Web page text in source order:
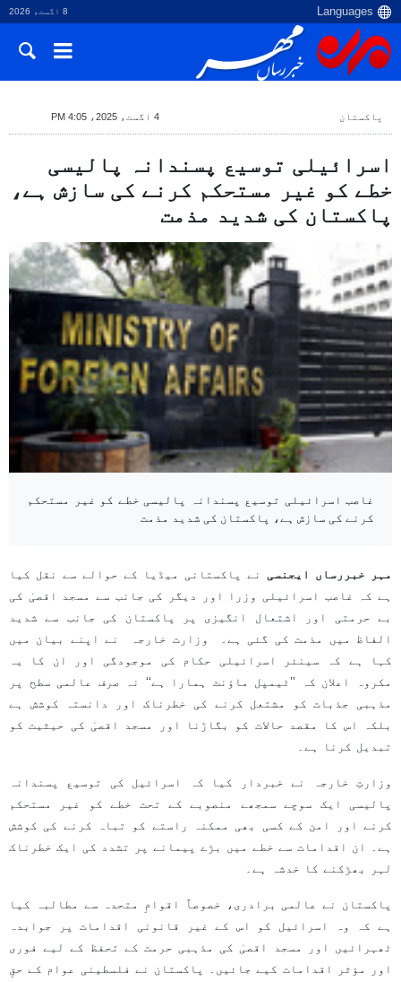
8 اگست، 2026
پاکستان 4 اگست، 2025، 4:05 PM
اسرائیلی توسیع پسندانہ پالیسی
خطے کو غیر مستحکم کرنے کی سازش ہے،
پاکستان کی شدید مذمت
غاصب اسرائیلی توسیع پسندانہ پالیسی خطے کو غیر مستحکم
کرنے کی سازش ہے، پاکستان کی شدید مذمت
مہر خبررساں ایجنسی
نے پاکستانی میڈیا کے حوالے سے نقل کیا
ہے کہ غاصب اسرائیلی وزرا اور دیگر کی جانب سے مسجد اقصیٰ کی
بے حرمتی اور اشتعال انگیزی پر پاکستان کی جانب سے شدید
الفاظ میں مذمت کی گئی ہے۔ وزارت خارجہ نے اپنے بیان میں
کہا ہے کہ سینئر اسرائیلی حکام کی موجودگی اور ان کا یہ
مکروہ اعلان کہ ’’ٹیمپل ماؤنٹ ہمارا ہے‘‘ نہ صرف عالمی سطح پر
مذہبی جذبات کو مشتعل کرنے کی خطرناک اور دانستہ کوشش ہے
بلکہ اس کا مقصد حالات کو بگاڑنا اور مسجد اقصیٰ کی حیثیت کو
تبدیل کرنا ہے۔
وزارتِ خارجہ نے خبردار کیا کہ اسرائیل کی توسیع پسندانہ
پالیسی ایک سوچے سمجھے منصوبے کے تحت خطے کو غیر مستحکم
کرنے اور امن کے کسی بھی ممکنہ راستے کو تباہ کرنے کی کوشش
ہے۔ ان اقدامات سے خطے میں بڑے پیمانے پر تشدد کی ایک خطرناک
لہر بھڑکنے کا خدشہ ہے۔
پاکستان نے عالمی برادری، خصوصاً اقوامِ متحدہ سے مطالبہ کیا
ہے کہ وہ اسرائیل کو اس کے غیر قانونی اقدامات پر جوابدہ
ٹھہرائیں اور مسجد اقصیٰ کی مذہبی حرمت کے تحفظ کے لیے فوری
اور مؤثر اقدامات کیے جائیں۔ پاکستان نے فلسطینی عوام کے حقِ